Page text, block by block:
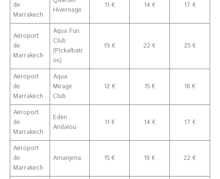
de
Marrakech
Hivernage
11 € 14 € 17 €
Aéroport
de
Marrakech
Aqua Fun
Club
(Pickalbatr
os)
19 € 22 € 25 €
Aéroport
de
Marrakech
Aqua
Mirage
Club
12 € 15 € 18 €
Aéroport
de
Marrakech
Eden
Andalou
11 € 14 € 17 €
Aéroport
de
Marrakech
Amanjena 15 € 18 € 22 €